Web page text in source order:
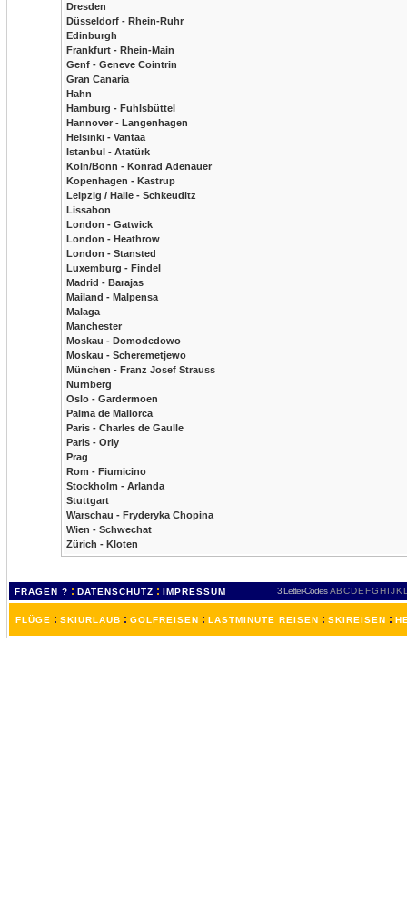
Dresden
Düsseldorf - Rhein-Ruhr
Edinburgh
Frankfurt - Rhein-Main
Genf - Geneve Cointrin
Gran Canaria
Hahn
Hamburg - Fuhlsbüttel
Hannover - Langenhagen
Helsinki - Vantaa
Istanbul - Atatürk
Köln/Bonn - Konrad Adenauer
Kopenhagen - Kastrup
Leipzig / Halle - Schkeuditz
Lissabon
London - Gatwick
London - Heathrow
London - Stansted
Luxemburg - Findel
Madrid - Barajas
Mailand - Malpensa
Malaga
Manchester
Moskau - Domodedowo
Moskau - Scheremetjewo
München - Franz Josef Strauss
Nürnberg
Oslo - Gardermoen
Palma de Mallorca
Paris - Charles de Gaulle
Paris - Orly
Prag
Rom - Fiumicino
Stockholm - Arlanda
Stuttgart
Warschau - Fryderyka Chopina
Wien - Schwechat
Zürich - Kloten
FRAGEN ? : DATENSCHUTZ : IMPRESSUM 3 Letter-Codes ABCDEFGH IJKL
FLÜGE : SKIURLAUB : GOLFREISEN : LASTMINUTE REISEN : SKIREISEN :